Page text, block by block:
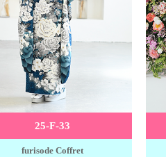
25-F-33
furisode Coffret